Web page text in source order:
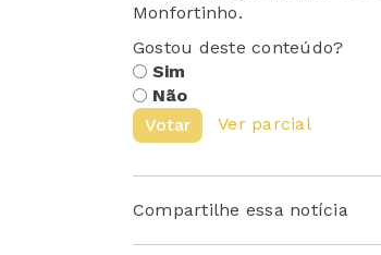
Monfortinho.
Gostou deste conteúdo?
Sim
Não
Votar
Ver parcial
Compartilhe essa notícia